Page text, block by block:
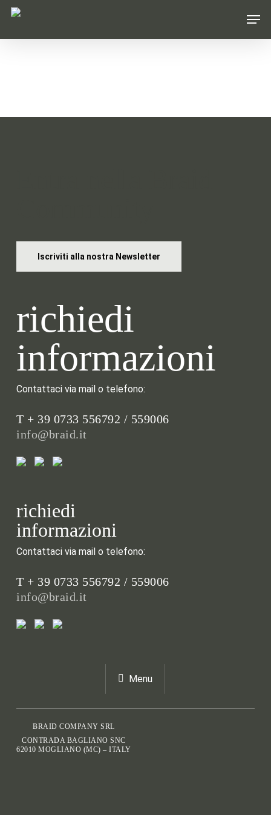
Skip
main
Iscriviti alla nostra Newsletter
richiedi
informazioni
Contattaci via mail o telefono:
T + 39 0733 556792 / 559006
info@braid.it
richiedi
informazioni
Contattaci via mail o telefono:
T + 39 0733 556792 / 559006
info@braid.it
Menu
BRAID COMPANY SRL
CONTRADA BAGLIANO SNC
62010 MOGLIANO (MC) – ITALY